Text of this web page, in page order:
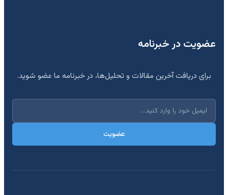
عضویت در خبرنامه
برای دریافت آخرین مقالات و تحلیل‌ها، در خبرنامه ما عضو شوید.
عضویت